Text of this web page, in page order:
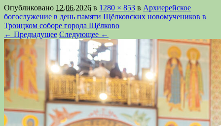
Опубликовано 12.06.2026 в 1280 × 853 в Архиерейское
богослужение в день памяти Щёлковских новомучеников в
Троицком соборе города Щёлково
← Предыдущее Следующее ←